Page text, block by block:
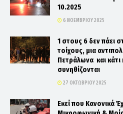
10.2025
6 ΝΟΕΜΒΡΊΟΥ 2025
1 στους 6 δεν πάει
τοίχους, μια
Πετράλωνα και
συνηθίζονται
27 ΟΚΤΩΒΡΊΟΥ 2025
Εκεί που Κανονικά